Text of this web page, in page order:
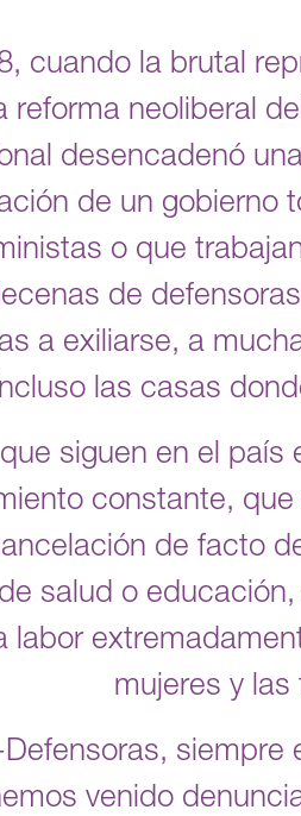
cuando la brutal
reforma neoliberal
desencadenó
de un gobierno
o que
de
a exiliarse, a
las casas
siguen en el país
constante,
de facto
salud o
labor
mujeres y las
siempre
venido